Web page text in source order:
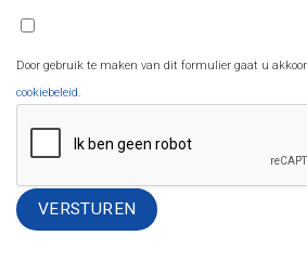
Door gebruik te maken van dit formulier gaat u
cookiebeleid.